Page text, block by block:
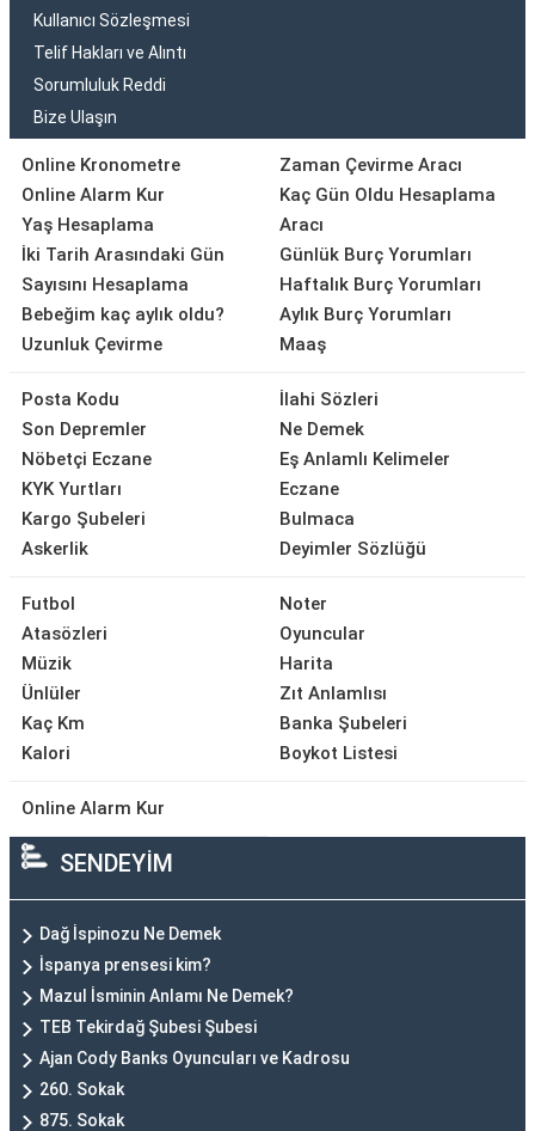
Kullanıcı Sözleşmesi
Telif Hakları ve Alıntı
Sorumluluk Reddi
Bize Ulaşın
Online Kronometre
Online Alarm Kur
Yaş Hesaplama
İki Tarih Arasındaki Gün
Sayısını Hesaplama
Bebeğim kaç aylık oldu?
Uzunluk Çevirme
Zaman Çevirme Aracı
Kaç Gün Oldu Hesaplama
Aracı
Günlük Burç Yorumları
Haftalık Burç Yorumları
Aylık Burç Yorumları
Maaş
Posta Kodu
Son Depremler
Nöbetçi Eczane
KYK Yurtları
Kargo Şubeleri
Askerlik
İlahi Sözleri
Ne Demek
Eş Anlamlı Kelimeler
Eczane
Bulmaca
Deyimler Sözlüğü
Futbol
Atasözleri
Müzik
Ünlüler
Kaç Km
Kalori
Noter
Oyuncular
Harita
Zıt Anlamlısı
Banka Şubeleri
Boykot Listesi
Online Alarm Kur
SENDEYİM
Dağ İspinozu Ne Demek
İspanya prensesi kim?
Mazul İsminin Anlamı Ne Demek?
TEB Tekirdağ Şubesi Şubesi
Ajan Cody Banks Oyuncuları ve Kadrosu
260. Sokak
875. Sokak